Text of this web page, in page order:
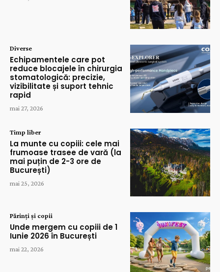
Diverse
Echipamentele care pot
reduce blocajele în chirurgia
stomatologică: precizie,
vizibilitate și suport tehnic
rapid
mai 27, 2026
Timp liber
La munte cu copiii: cele mai
frumoase trasee de vară (la
mai puțin de 2-3 ore de
București)
mai 25, 2026
Părinți și copii
Unde mergem cu copiii de 1
Iunie 2026 în București
mai 22, 2026